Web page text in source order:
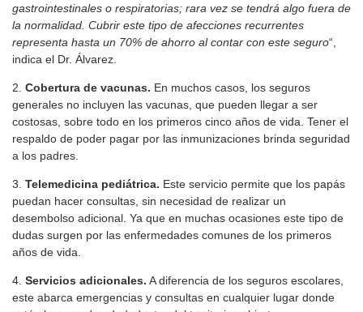
gastrointestinales o respiratorias; rara vez se tendrá algo fuera de
la normalidad. Cubrir este tipo de afecciones recurrentes
representa hasta un 70% de ahorro al contar con este seguro“,
indica el Dr. Álvarez.
2. Cobertura de vacunas. En muchos casos, los seguros
generales no incluyen las vacunas, que pueden llegar a ser
costosas, sobre todo en los primeros cinco años de vida. Tener el
respaldo de poder pagar por las inmunizaciones brinda seguridad
a los padres.
3. Telemedicina pediátrica. Este servicio permite que los papás
puedan hacer consultas, sin necesidad de realizar un
desembolso adicional. Ya que en muchas ocasiones este tipo de
dudas surgen por las enfermedades comunes de los primeros
años de vida.
4. Servicios adicionales. A diferencia de los seguros escolares,
este abarca emergencias y consultas en cualquier lugar donde